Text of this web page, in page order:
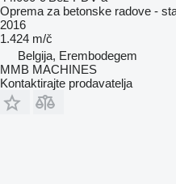
Oprema za betonske radove -
2016
1.424 m/č
Belgija, Erembodegem
MMB MACHINES
Kontaktirajte prodavatelja